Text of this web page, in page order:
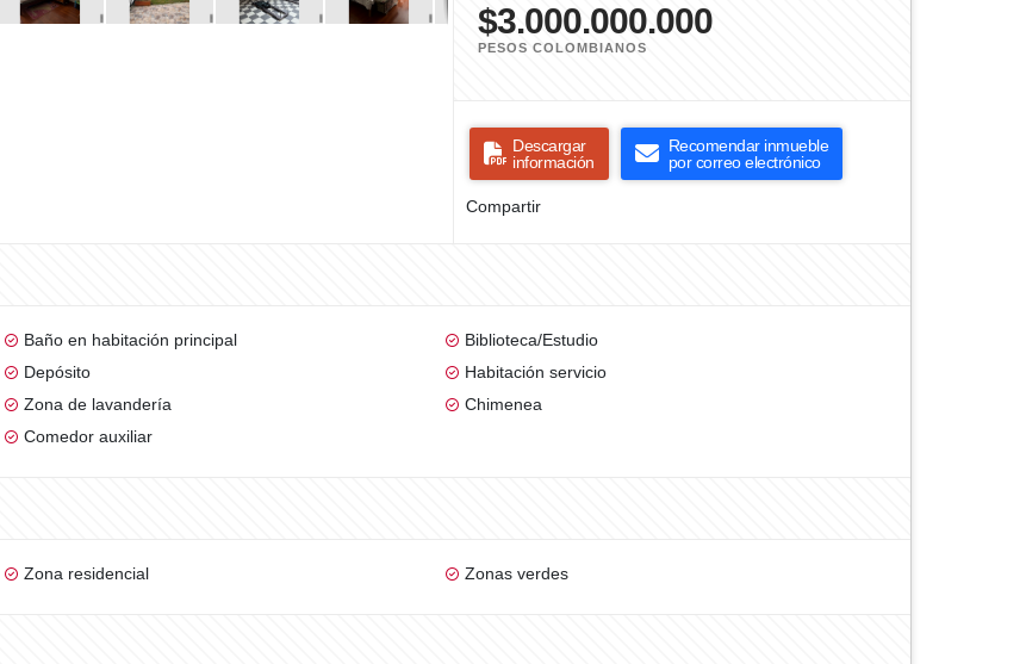
$3.000.000.000
PESOS COLOMBIANOS
Descargar
información
Recomendar inmueble
por correo electrónico
Compartir
Baño en habitación principal
Biblioteca/Estudio
Depósito
Habitación servicio
Zona de lavandería
Chimenea
Comedor auxiliar
Zona residencial Zonas verdes